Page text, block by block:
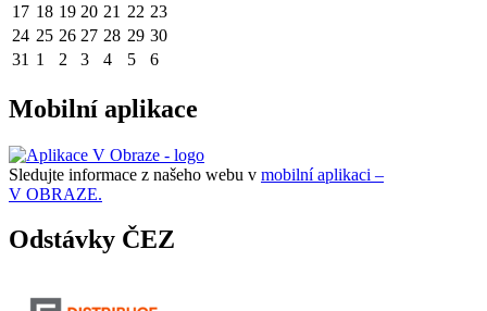
17 18 19 20 21 22 23
24 25 26 27 28 29 30
31 1 2 3 4 5 6
Mobilní aplikace
Sledujte informace z našeho webu v mobilní aplikaci –
V OBRAZE.
Odstávky ČEZ